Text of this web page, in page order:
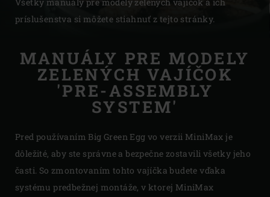
príslušenstva si môžete stiahnuť z tejto stránky.
MANUÁLY PRE MODELY
ZELENÝCH VAJÍČOK
'PRE-ASSEMBLY
SYSTEM'
Pred používaním Big Green Egg vo verzii MiniMax je
dôležité, aby ste správne a bezpečne zostavili všetky jeho
časti. So zmontovaním tohto vajíčka budete vďaka
systému predbežnej montáže, v ktorej MiniMax